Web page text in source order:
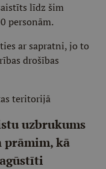
līdz šim
personām.
ar sapratni, jo to
drošības
teritorijā
uzbrukums
kā